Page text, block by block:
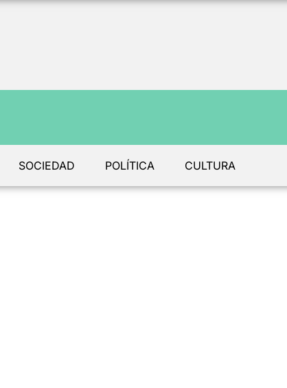
SOCIEDAD POLÍTICA CULTURA